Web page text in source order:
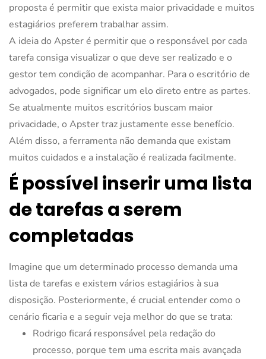
proposta é permitir que exista maior privacidade e muitos
estagiários preferem trabalhar assim.
A ideia do Apster é permitir que o responsável por cada
tarefa consiga visualizar o que deve ser realizado e o
gestor tem condição de acompanhar. Para o escritório de
advogados, pode significar um elo direto entre as partes.
Se atualmente muitos escritórios buscam maior
privacidade, o Apster traz justamente esse benefício.
Além disso, a ferramenta não demanda que existam
muitos cuidados e a instalação é realizada facilmente.
É possível inserir uma lista
de tarefas a serem
completadas
Imagine que um determinado processo demanda uma
lista de tarefas e existem vários estagiários à sua
disposição. Posteriormente, é crucial entender como o
cenário ficaria e a seguir veja melhor do que se trata:
Rodrigo ficará responsável pela redação do
processo, porque tem uma escrita mais avançada